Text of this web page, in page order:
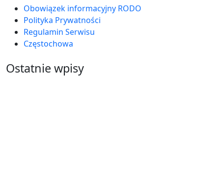
Obowiązek informacyjny RODO
Polityka Prywatności
Regulamin Serwisu
Częstochowa
Ostatnie wpisy